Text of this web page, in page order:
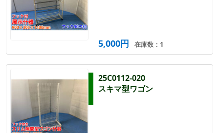
5,000円 在庫数：1
25C0112-020
スキマ型ワゴン